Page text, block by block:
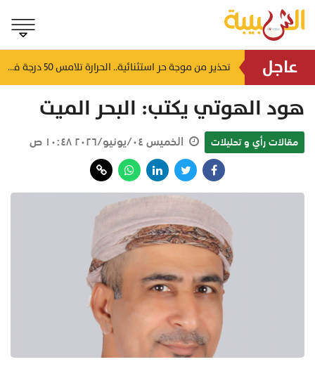
عاجل منذ ١١ ساعة لتشوه المظهر الحضاري وتعطل الحركة التجارية.. أهالي العوابي يطالبون عبر "الشبيبة" بإنقاذ سوقهم القديم من "كبارة الأسماك" المهجورة تحذير من موجة حر استثنائية.. الحرارة تلامس 50 درجة في بعض مناطق سلطنة عُمان
هود الهوتي يكتب: البحر الميت
مقالات رأي و تحليلات الخميس ٠٤/يونيو/٢٠٢٦ ١٠:٤٨ ص